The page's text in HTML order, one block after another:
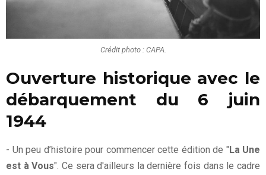
Crédit photo : CAPA.
Ouverture historique avec le
débarquement du 6 juin
1944
- Un peu d’histoire pour commencer cette édition de "La Une
est à Vous". Ce sera d'ailleurs la dernière fois dans le cadre